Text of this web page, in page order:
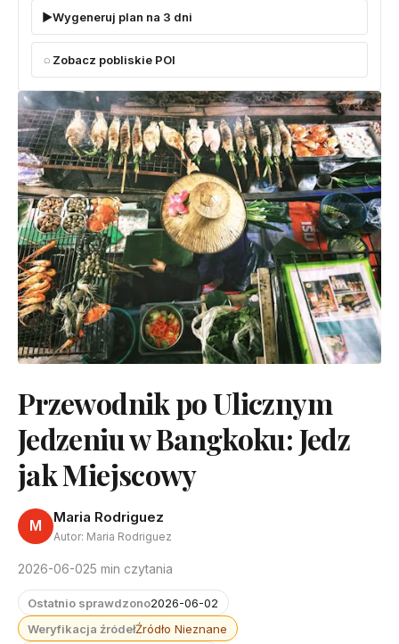
Wygeneruj plan na 3 dni
Zobacz pobliskie POI
Przewodnik po Ulicznym
Jedzeniu w Bangkoku: Jedz
jak Miejscowy
M Maria Rodriguez
Autor: Maria Rodriguez
2026-06-025 min czytania
Ostatnio sprawdzono2026-06-02
Weryfikacja źródełŹródło Nieznane